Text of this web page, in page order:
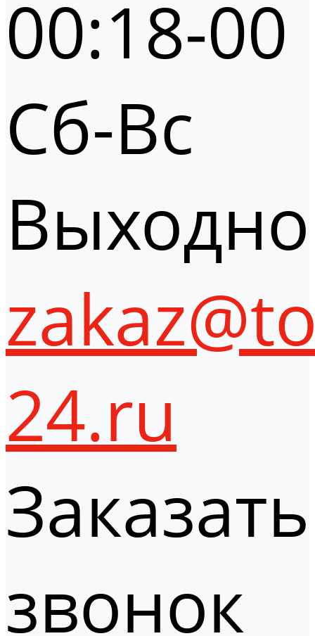
00:18-00
Сб-Вс
24.ru
Заказать
звонок